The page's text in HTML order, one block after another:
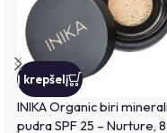
Į krepšelį
INIKA Organic biri
pudra SPF 25 – Nurture,